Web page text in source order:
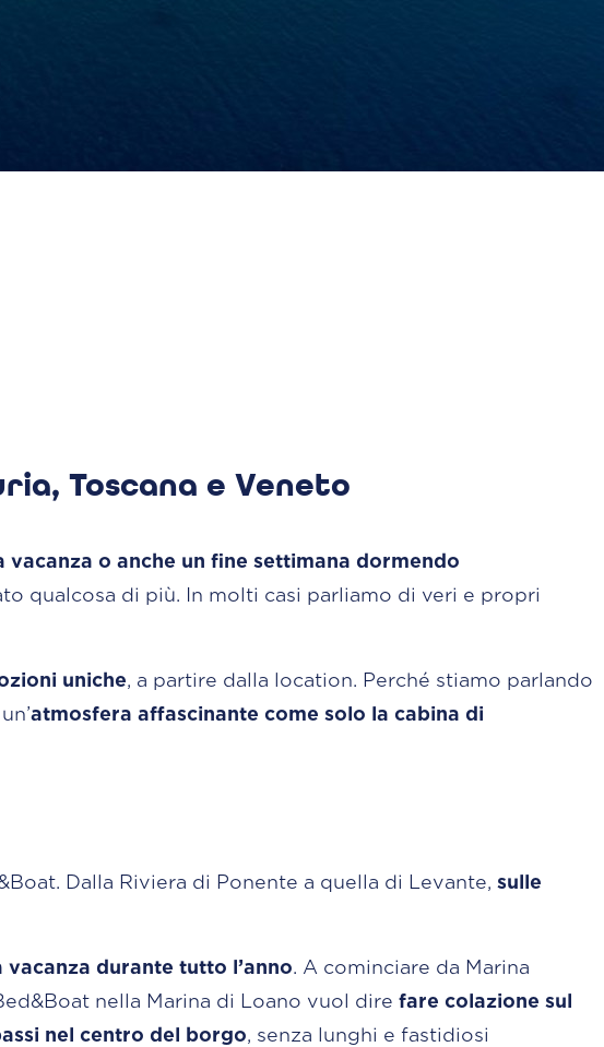
Toscana e Veneto
vacanza o anche un fine settimana dormendo
qualcosa di più. In molti casi parliamo di veri e propri
uniche, a partire dalla location. Perché stiamo parlando
atmosfera affascinante come solo la cabina di
Dalla Riviera di Ponente a quella di Levante, sulle
durante tutto l’anno. A cominciare da Marina
nella Marina di Loano vuol dire fare colazione sul
nel centro del borgo, senza lunghi e fastidiosi